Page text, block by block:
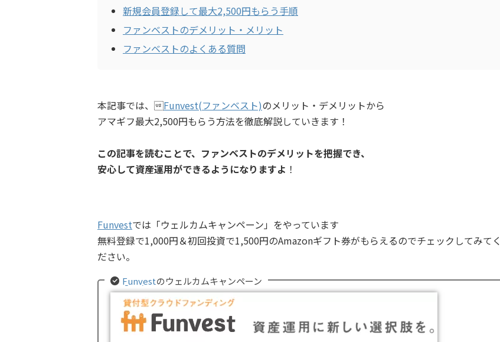
新規会員登録して最大2,500円もらう手順
ファンベストのデメリット・メリット
ファンベストのよくある質問
本記事では、 Funvest(ファンベスト)のメリット・デメリットから
アマギフ最大2,500円もらう方法を徹底解説していきます！
この記事を読むことで、ファンベストのデメリットを把握でき、
安心して資産運用ができるようになりますよ ！
Funvestでは「ウェルカムキャンペーン」をやっています
無料登録で1,000円＆初回投資で1,500円のAmazonギフト券がもらえるのでチェックしてみてく
ださい。
Funvestのウェルカムキャンペーン